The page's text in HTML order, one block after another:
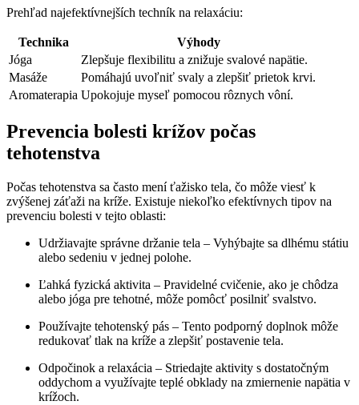
Prehľad najefektívnejších techník na relaxáciu:
Technika
Výhody
Jóga
Zlepšuje flexibilitu a znižuje svalové napätie.
Masáže
Pomáhajú uvoľniť svaly a zlepšiť prietok krvi.
Aromaterapia Upokojuje myseľ pomocou rôznych vôní.
Prevencia bolesti krížov počas
tehotenstva
Počas tehotenstva sa často mení ťažisko tela, čo môže viesť k
zvýšenej záťaži na kríže. Existuje niekoľko efektívnych tipov na
prevenciu bolesti v tejto oblasti:
Udržiavajte správne držanie tela – Vyhýbajte sa dlhému státiu
alebo sedeniu v jednej polohe.
Ľahká fyzická aktivita – Pravidelné cvičenie, ako je chôdza
alebo jóga pre tehotné, môže pomôcť posilniť svalstvo.
Používajte tehotenský pás – Tento podporný doplnok môže
redukovať tlak na kríže a zlepšiť postavenie tela.
Odpočinok a relaxácia – Striedajte aktivity s dostatočným
oddychom a využívajte teplé obklady na zmiernenie napätia v
krížoch.